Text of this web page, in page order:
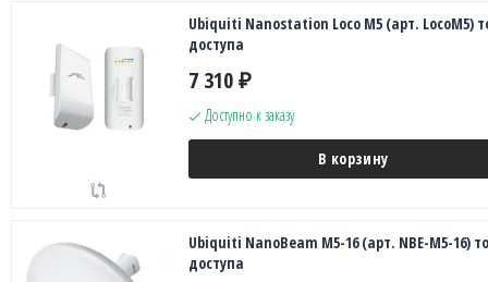
Ubiquiti Nanostation Loco M5 (арт. LocoM5)
доступа
7 310 ₽
Доступно к заказу
В корзину
Ubiquiti NanoBeam M5-16 (арт. NBE-M5-16)
доступа